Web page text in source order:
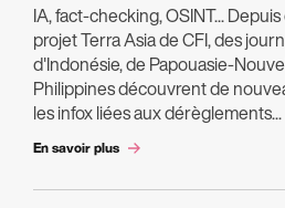
IA, fact-checking, OSINT...
projet Terra Asia de CFI, des
d'Indonésie, de Papouasie-
Philippines découvrent de
les infox liées aux dérèglements...
En savoir plus